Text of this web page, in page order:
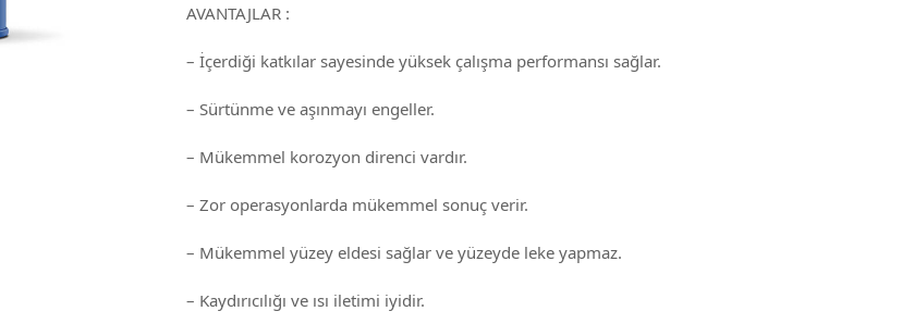
AVANTAJLAR :
– İçerdiği katkılar sayesinde yüksek çalışma performansı sağlar.
– Sürtünme ve aşınmayı engeller.
– Mükemmel korozyon direnci vardır.
– Zor operasyonlarda mükemmel sonuç verir.
– Mükemmel yüzey eldesi sağlar ve yüzeyde leke yapmaz.
– Kaydırıcılığı ve ısı iletimi iyidir.